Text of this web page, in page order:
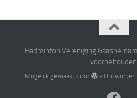
Badminton Vereniging
Mogelijk gemaakt door - Ontworpen